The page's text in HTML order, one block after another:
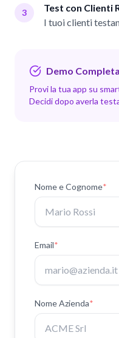
3
Test con Clienti
I tuoi clienti
Demo
Provi la tua app su
Decidi dopo averla
NomeeCognome*
Email*
Nome Azienda*